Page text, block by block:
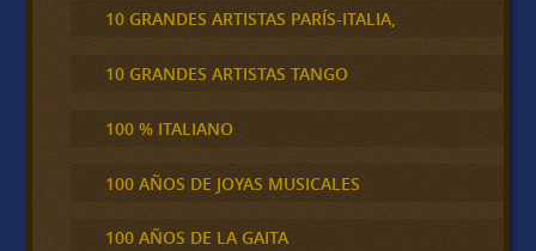
10 GRANDES ARTISTAS PARÍS-ITALIA,
10 GRANDES ARTISTAS TANGO
100 % ITALIANO
100 AÑOS DE JOYAS MUSICALES
100 AÑOS DE LA GAITA